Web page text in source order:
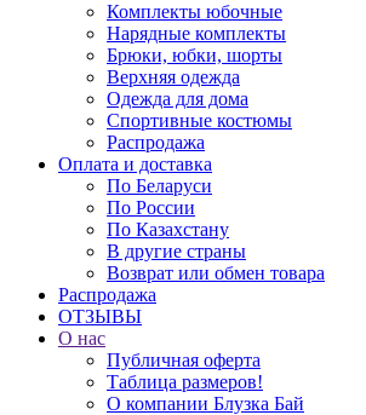
Комплекты юбочные
Нарядные комплекты
Брюки, юбки, шорты
Верхняя одежда
Одежда для дома
Спортивные костюмы
Распродажа
Оплата и доставка
По Беларуси
По России
По Казахстану
В другие страны
Возврат или обмен товара
Распродажа
ОТЗЫВЫ
О нас
Публичная оферта
Таблица размеров!
О компании Блузка Бай